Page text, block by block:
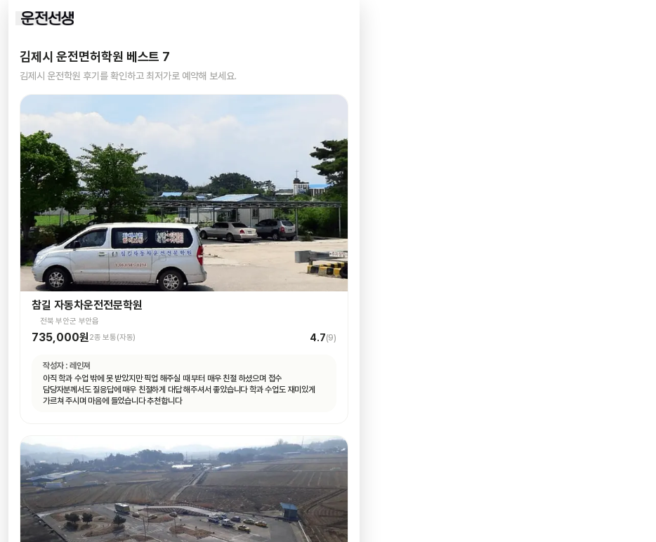
김제시 운전면허학원 베스트 7
김제시 운전학원 후기를 확인하고 최저가로 예약해 보세요.
참길 자동차운전전문학원
전북 부안군 부안읍
735,000원 2종 보통(자동) 4.7(9)
작성자 : 레인져
아직 학과 수업 밖에 못 받았지만 픽업 해주실 때 부터 매우 친절 하셨으며 접수
담당자분께서도 질응답에 매우 친절하게 대답 해주셔서 좋았습니다 학과 수업도 재미있게
가르쳐 주시며 마음에 들었습니다 추천합니다